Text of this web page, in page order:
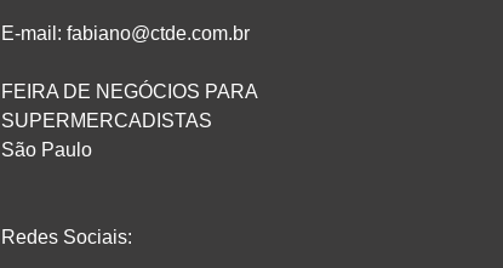
E-mail: fabiano@ctde.com.br
FEIRA DE NEGÓCIOS PARA
SUPERMERCADISTAS
São Paulo
Redes Sociais: